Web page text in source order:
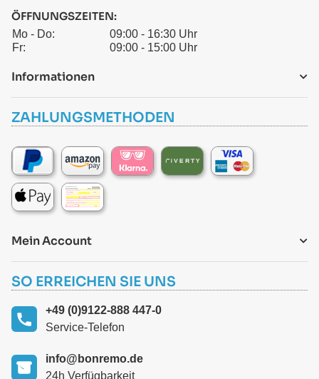
ÖFFNUNGSZEITEN:
Mo - Do:
09:00 - 16:30 Uhr
Fr:
09:00 - 15:00 Uhr
Informationen
ZAHLUNGSMETHODEN
Mein Account
SO ERREICHEN SIE UNS
+49 (0)9122-888 447-0
Service-Telefon
info@bonremo.de
24h Verfügbarkeit